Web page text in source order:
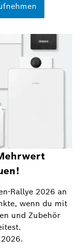
Rallye 2026 an
wenn du mit
und Zubehör